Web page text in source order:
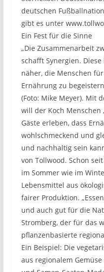
deutschen
gibt es unter
Ein Fest für die Sinne
„Die Zusammenarbeit
schafft Synergien.
näher, die Menschen
Ernährung zu
(Foto: Mike Meyer). Mit
will der Koch Menschen
Gäste erleben, dass
wohlschmeckend und
und nachhaltig sein
von Tollwood. Schon
im Sommer wie im
Lebensmittel aus
fairer Produktion.
und auch gut für die
Stromberg, der für das
pflanzenbasierte
Ein Beispiel: Die
aus regionalem